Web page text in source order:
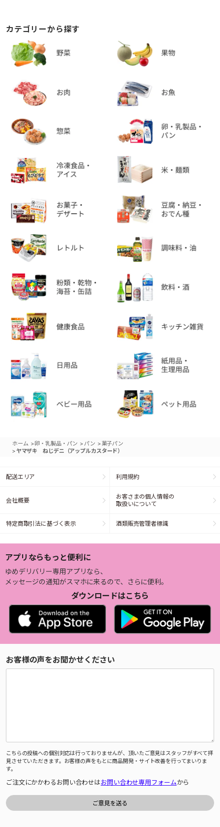
カテゴリーから探す
ホーム >卵・乳製品・パン > パン >菓子パン
>ヤマザキ ねじデニ（アップルカスタード）
配送エリア 利用規約
会社概要
お客さまの個人情報の
取扱いについて
特定商取引法に基づく表示 酒類販売管理者標識
アプリならもっと便利に
ゆめデリバリー専用アプリなら、
メッセージの通知がスマホに来るので、さらに便利。
ダウンロードはこちら
お客様の声をお聞かせください
こちらの投稿への個別対応は行っておりませんが、頂いたご意見はスタッフがすべて拝
見させていただきます。お客様の声をもとに商品開発・サイト改善を行ってまいりま
す。
ご注文にかかわるお問い合わせはお問い合わせ専用フォームから